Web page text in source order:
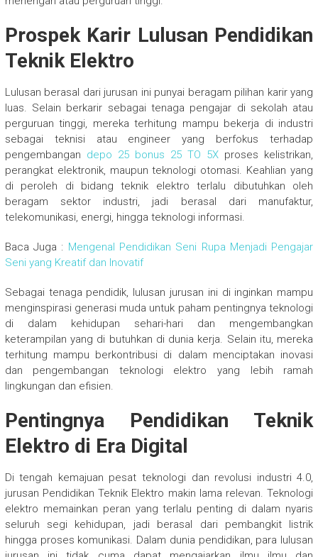
Prospek Karir Lulusan Pendidikan
Teknik Elektro
Lulusan berasal dari jurusan ini punyai beragam pilihan karir yang
luas. Selain berkarir sebagai tenaga pengajar di sekolah atau
perguruan tinggi, mereka terhitung mampu bekerja di industri
sebagai teknisi atau engineer yang berfokus terhadap
pengembangan depo 25 bonus 25 TO 5X proses kelistrikan,
perangkat elektronik, maupun teknologi otomasi. Keahlian yang
di peroleh di bidang teknik elektro terlalu dibutuhkan oleh
beragam sektor industri, jadi berasal dari manufaktur,
telekomunikasi, energi, hingga teknologi informasi.
Baca Juga : Mengenal Pendidikan Seni Rupa Menjadi Pengajar
Seni yang Kreatif dan Inovatif
Sebagai tenaga pendidik, lulusan jurusan ini di inginkan mampu
menginspirasi generasi muda untuk paham pentingnya teknologi
di dalam kehidupan sehari-hari dan mengembangkan
keterampilan yang di butuhkan di dunia kerja. Selain itu, mereka
terhitung mampu berkontribusi di dalam menciptakan inovasi
dan pengembangan teknologi elektro yang lebih ramah
lingkungan dan efisien.
Pentingnya Pendidikan Teknik
Elektro di Era Digital
Di tengah kemajuan pesat teknologi dan revolusi industri 4.0,
jurusan Pendidikan Teknik Elektro makin lama relevan. Teknologi
elektro memainkan peran yang terlalu penting di dalam nyaris
seluruh segi kehidupan, jadi berasal dari pembangkit listrik
hingga proses komunikasi. Dalam dunia pendidikan, para lulusan